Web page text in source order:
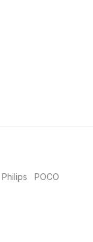
Philips
POCO